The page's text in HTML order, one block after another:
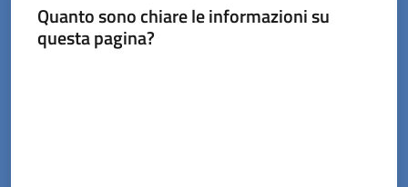
Quanto sono chiare le informazioni su
questa pagina?